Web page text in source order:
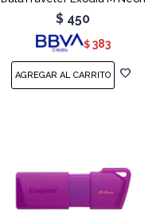
Green
$ 450
$ 383